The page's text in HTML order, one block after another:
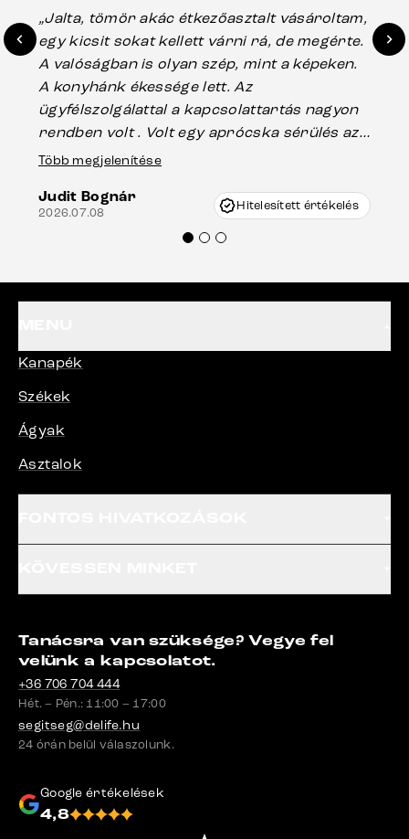
„Jalta, tömör akác étkezőasztalt vásároltam,
egy kicsit sokat kellett várni rá, de megérte.
A valóságban is olyan szép, mint a képeken.
A konyhánk ékessége lett. Az
ügyfélszolgálattal a kapcsolattartás nagyon
rendben volt . Volt egy aprócska sérülés az
asztal talpánál, ami szállításkor
nagyon korrekten jártak el az ügyemben.
Mindenkinek ajánlani tudom a Delife
Több megjelenítése
Judit Bognár
2026.07.08 Hitelesített értékelés
Kanapék
Székek
Ágyak
Asztalok
Tanácsra van szüksége? Vegye fel
velünk a kapcsolatot.
+36 706 704 444
Hét. – Pén.: 11:00 – 17:00
segitseg@delife.hu
24 órán belül válaszolunk.
Google értékelések
4,8